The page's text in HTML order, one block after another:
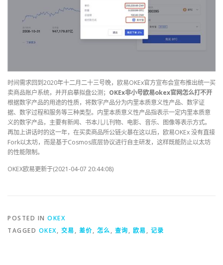
时间需求回到2020年十二月二十三号晚，欧易OKEx官方宣布会宣布推出统一买
卖商品账户系统，并开启摹拟盘公测； OKEx非小号欧易okex官网怎么打不开
根据数字产品的用途的性质，将数字产品分为内里本质意义性产品、数字证
据、数字过程和服务等三种类型。内里本质意义性产品指表示一定内里本质意
义的数字产品，主要有新闻、书本儿儿刊物、电影、音乐、图像等表示方式。
再加上讲话时的这一年，在买卖商品所公链火暴在这以后，欧易OKEx 没有直接
Fork以太坊，而是基于Cosmos底层协议进行自主研发，这样既能防止以太坊
的性能限制。
OKEX欧易更新于(2021-04-07 20:44:08)
POSTED IN OKEX
TAGGED OKEX, 交易, 差价, 怎么, 查询, 欧易, 记录